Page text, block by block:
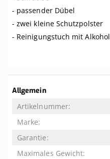
- passender Dübel
- zwei kleine Schutzpolster
- Reinigungstuch mit Alkohol
Weitere
Informationen
Allgemein